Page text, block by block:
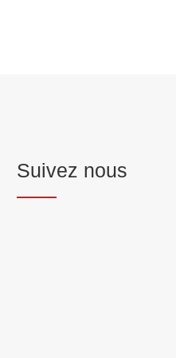
Suivez nous